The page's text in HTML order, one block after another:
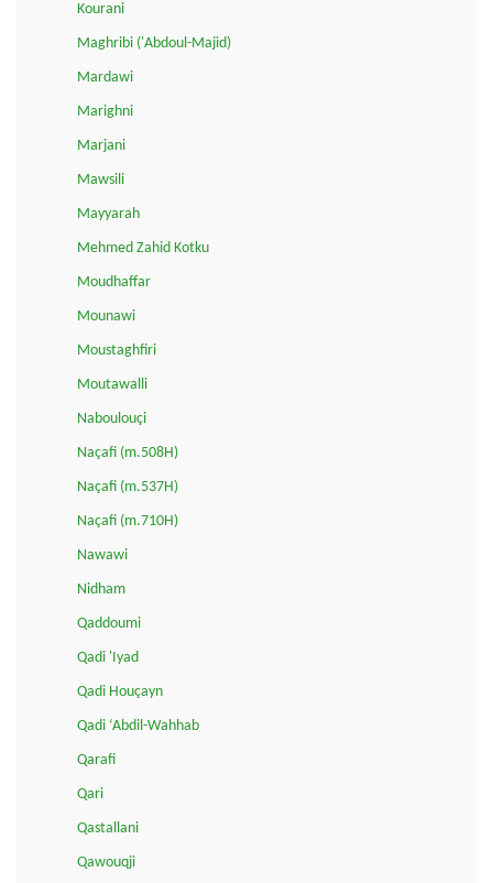
Kourani
Maghribi ('Abdoul-Majid)
Mardawi
Marighni
Marjani
Mawsili
Mayyarah
Mehmed Zahid Kotku
Moudhaffar
Mounawi
Moustaghfiri
Moutawalli
Naboulouçi
Naçafi (m.508H)
Naçafi (m.537H)
Naçafi (m.710H)
Nawawi
Nidham
Qaddoumi
Qadi 'Iyad
Qadi Houçayn
Qadi ‘Abdil-Wahhab
Qarafi
Qari
Qastallani
Qawouqji